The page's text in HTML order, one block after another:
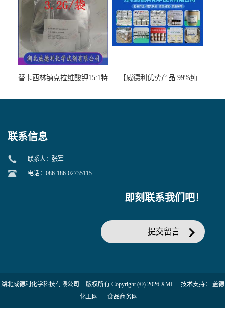
替卡西林钠克拉维酸钾15:1特
【威德利优势产品 99%纯
联系信息
联系人：张军
电话：086-186-02735115
即刻联系我们吧！
提交留言
湖北威德利化学科技有限公司 版权所有 Copyright (©) 2026 XML 技术支持： 盖德
化工网
食品商务网